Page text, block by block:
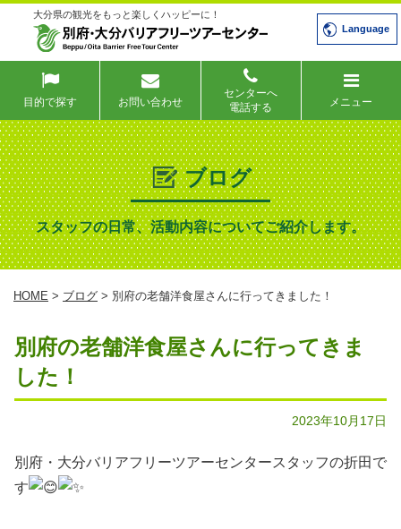
大分県の観光をもっと楽しくハッピーに！
Language
目的で探す お問い合わせ
センターへ
電話する
メニュー
ブログ
スタッフの日常、活動内容についてご紹介します。
HOME > ブログ > 別府の老舗洋食屋さんに行ってきました！
別府の老舗洋食屋さんに行ってきま
した！
2023年10月17日
別府・大分バリアフリーツアーセンタースタッフの折田で
す